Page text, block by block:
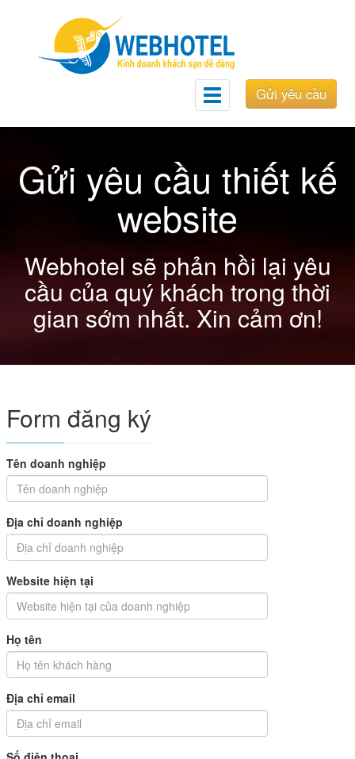
Gửi yêu cầu
Toggle
navigation
Gửi yêu cầu thiết kế
website
Webhotel sẽ phản hồi lại yêu
cầu của quý khách trong thời
gian sớm nhất. Xin cảm ơn!
Form đăng ký
Tên doanh nghiệp
Địa chỉ doanh nghiệp
Website hiện tại
Họ tên
Địa chỉ email